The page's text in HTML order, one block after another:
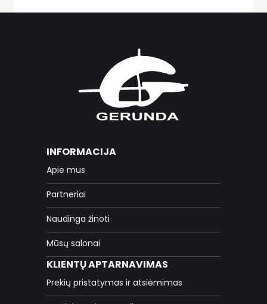
INFORMACIJA
Apie mus
Partneriai
Naudinga žinoti
Mūsų salonai
KLIENTŲ APTARNAVIMAS
Prekių pristatymas ir atsiėmimas